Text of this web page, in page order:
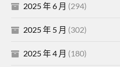
2025 年 6 月 (294)
2025 年 5 月 (302)
2025 年 4 月 (180)